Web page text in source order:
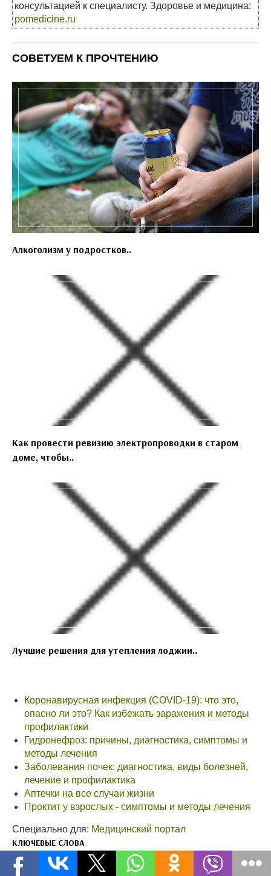
консультацией к специалисту. Здоровье и медицина:
pomedicine.ru
СОВЕТУЕМ К ПРОЧТЕНИЮ
Алкоголизм у подростков..
Как провести ревизию электропроводки в старом
доме, чтобы..
Лучшие решения для утепления лоджии..
Коронавирусная инфекция (COVID-19): что это,
опасно ли это? Как избежать заражения и методы
профилактики
Гидронефроз: причины, диагностика, симптомы и
методы лечения
Заболевания почек: диагностика, виды болезней,
лечение и профилактика
Аптечки на все случаи жизни
Проктит у взрослых - симптомы и методы лечения
Специально для: Медицинский портал
КЛЮЧЕВЫЕ СЛОВА